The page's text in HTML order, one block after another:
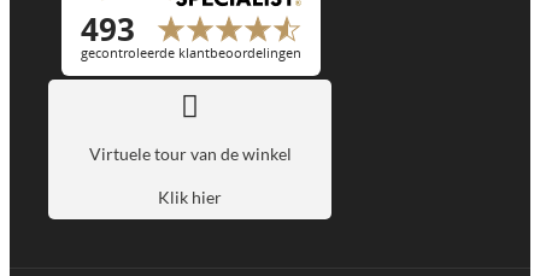
Virtuele tour van de winkel
Klik hier